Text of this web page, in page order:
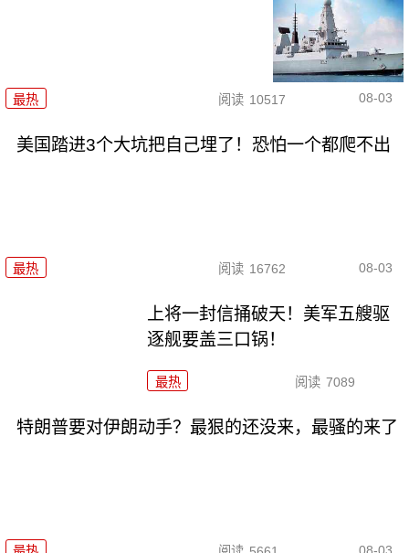
最热 阅读 10517 08-03
美国踏进3个大坑把自己埋了！恐怕一个都爬不出
最热 阅读 16762 08-03
上将一封信捅破天！美军五艘驱
逐舰要盖三口锅！
最热 阅读 7089
特朗普要对伊朗动手？最狠的还没来，最骚的来了